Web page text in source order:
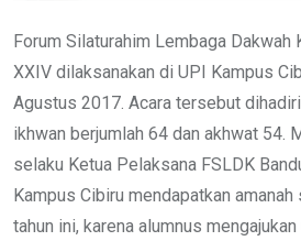
Forum Silaturahim Lembaga Dakwah
XXIV dilaksanakan di UPI Kampus
Agustus 2017. Acara tersebut
ikhwan berjumlah 64 dan akhwat 54.
selaku Ketua Pelaksana FSLDK
Kampus Cibiru mendapatkan amanah
tahun ini, karena alumnus